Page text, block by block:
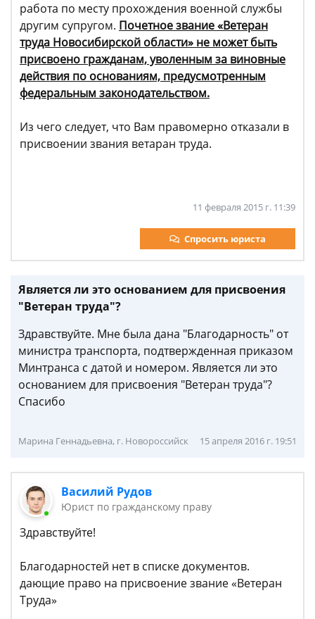
работа по месту прохождения военной службы
другим супругом. Почетное звание «Ветеран
труда Новосибирской области» не может быть
присвоено гражданам, уволенным за виновные
действия по основаниям, предусмотренным
федеральным законодательством.
Из чего следует, что Вам правомерно отказали в
присвоении звания ветаран труда.
11 февраля 2015 г. 11:39
Спросить юриста
Является ли это основанием для присвоения
"Ветеран труда"?
Здравствуйте. Мне была дана "Благодарность" от
министра транспорта, подтвержденная приказом
Минтранса с датой и номером. Является ли это
основанием для присвоения "Ветеран труда"?
Спасибо
Марина Геннадьевна, г. Новороссийск 15 апреля 2016 г. 19:51
Василий Рудов
Юрист по гражданскому праву
Здравствуйте!
Благодарностей нет в списке документов.
дающие право на присвоение звание «Ветеран
Труда»